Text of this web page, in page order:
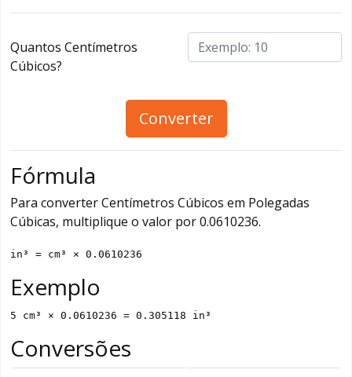
Quantos Centímetros
Cúbicos?
Converter
Fórmula
Para converter Centímetros Cúbicos em Polegadas
Cúbicas, multiplique o valor por 0.0610236.
in³ = cm³ × 0.0610236
Exemplo
5 cm³ × 0.0610236 = 0.305118 in³
Conversões